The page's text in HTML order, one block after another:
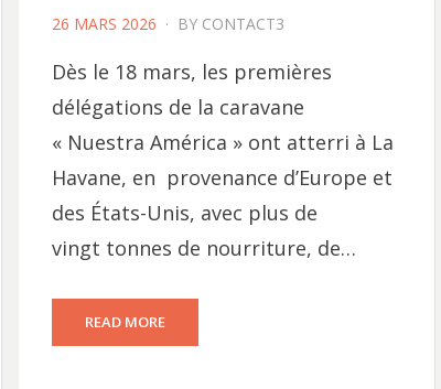
POSTED
26 MARS 2026 BY CONTACT3
Dès le 18 mars, les premières
délégations de la caravane
« Nuestra América » ont atterri à La
Havane, en provenance d’Europe et
des États-Unis, avec plus de
vingt tonnes de nourriture, de…
READ MORE